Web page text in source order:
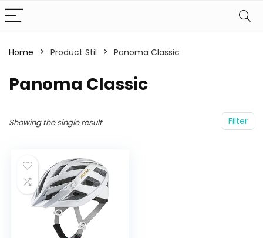
Home Product Stil ‎Panoma Classic
‎Panoma Classic
Filter
Showing the single result